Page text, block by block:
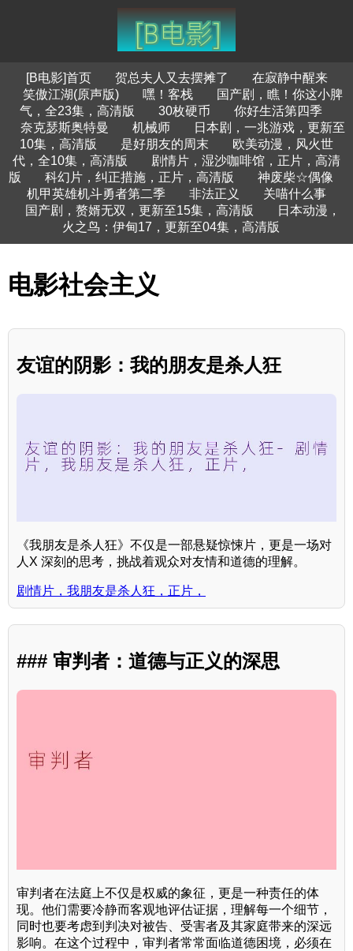
[B电影]首页 贺总夫人又去摆摊了
在寂静中醒来
笑傲江湖(原声版)
嘿！客栈
国产剧，瞧！你这小脾
气，全23集，高清版
30枚硬币
你好生活第四季
奈克瑟斯奥特曼
机械师
日本剧，一兆游戏，更新至
10集，高清版
是好朋友的周末
欧美动漫，风火世
代，全10集，高清版
剧情片，湿沙咖啡馆，正片，高清
版
科幻片，纠正措施，正片，高清版
神废柴☆偶像
机甲英雄机斗勇者第二季
非法正义
关喵什么事
国产剧，赘婿无双，更新至15集，高清版
日本动漫，
火之鸟：伊甸17，更新至04集，高清版
电影社会主义
友谊的阴影：我的朋友是杀人狂
《我朋友是杀人狂》不仅是一部悬疑惊悚片，更是一场对
人X 深刻的思考，挑战着观众对友情和道德的理解。
剧情片，我朋友是杀人狂，正片，
### 审判者：道德与正义的深思
审判者在法庭上不仅是权威的象征，更是一种责任的体
现。他们需要冷静而客观地评估证据，理解每一个细节，
同时也要考虑到判决对被告、受害者及其家庭带来的深远
影响。在这个过程中，审判者常常面临道德困境，必须在